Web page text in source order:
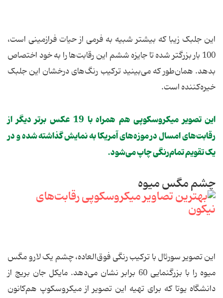
این جلبک زیبا که بیشتر شبیه به فرمی از حیات فرازمینی است،
100 بار بزرگتر شده تا جایزه ششم این رقابت‌ها را به خود اختصاص
بدهد. همان‌طور که می‌بینید ترکیب رنگ‌های درخشان این جلبک
خیره‌کننده است.
این تصویر میکروسکوپی هم همراه با 19 عکس برتر دیگر از
رقابت‌های امسال در موزه‌های آمریکا به نمایش گذاشته شده و در
یک تقویم تمام‌رنگی چاپ می‌شود.
چشم مگس میوه
این تصویر سورئال با ترکیب رنگی فوق‌العاده، چشم یک لارو مگس
میوه را با بزرگنمایی 60 برابر نشان می‌دهد. مایکل جان بریج از
دانشگاه یوتا که برای تهیه این تصویر از میکروسکوپ هم‌کانون